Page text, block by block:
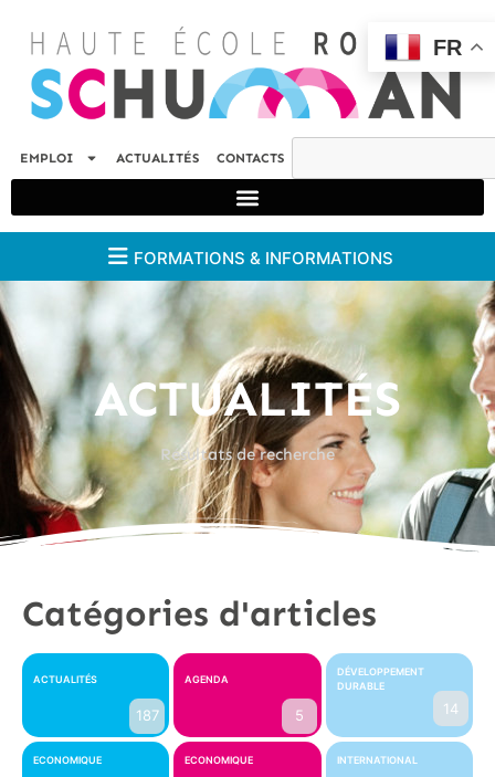
EMPLOI ACTUALITÉS CONTACTS
FORMATIONS & INFORMATIONS
ACTUALITÉS
Résultats de recherche
Catégories d'articles
ACTUALITÉS
187
AGENDA
5
DÉVELOPPEMENT
DURABLE
14
ECONOMIQUE ECONOMIQUE INTERNATIONAL
FR